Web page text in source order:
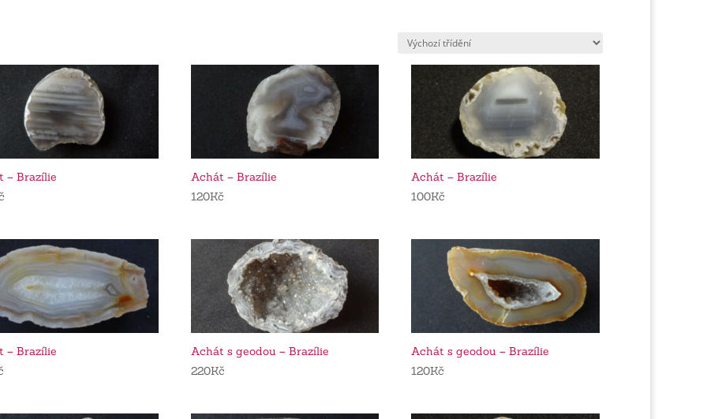
– Brazílie
Achát – Brazílie
120Kč
Achát – Brazílie
100Kč
– Brazílie
Achát s geodou – Brazílie
220Kč
Achát s geodou – Brazílie
120Kč